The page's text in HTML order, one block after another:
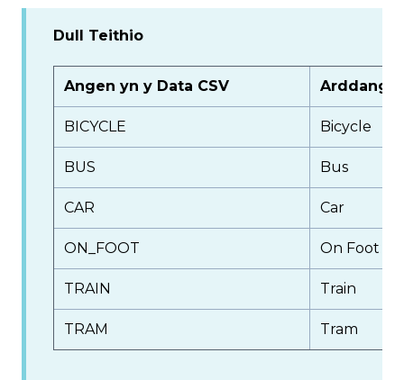
Dull Teithio
Angen yn y Data CSV
BICYCLE Bicycle
BUS Bus
CAR Car
ON_FOOT On Foot
TRAIN Train
TRAM Tram